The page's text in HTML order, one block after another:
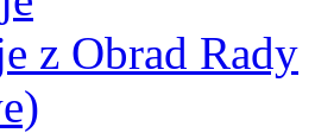
z Obrad Rady